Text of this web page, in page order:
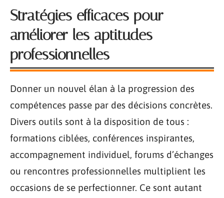
Stratégies efficaces pour
améliorer les aptitudes
professionnelles
Donner un nouvel élan à la progression des
compétences passe par des décisions concrètes.
Divers outils sont à la disposition de tous :
formations ciblées, conférences inspirantes,
accompagnement individuel, forums d’échanges
ou rencontres professionnelles multiplient les
occasions de se perfectionner. Ce sont autant